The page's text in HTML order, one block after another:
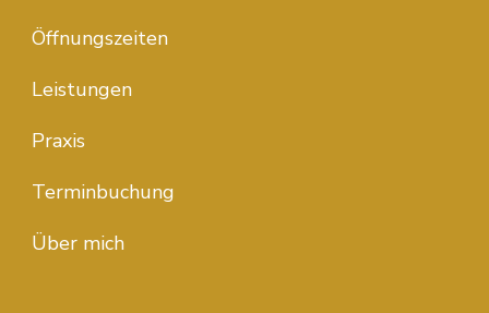
Öffnungszeiten
Leistungen
Praxis
Terminbuchung
Über mich